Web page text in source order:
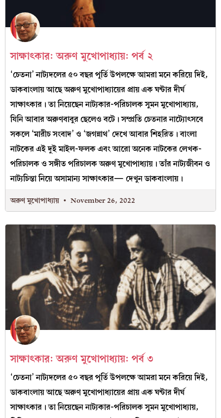
সাক্ষাৎকার: অরুণ মুখোপাধ্যায়: পর্ব ২
‘চেতনা’ নাট্যদলের ৫০ বছর পূর্তি উপলক্ষে আমরা মনে করিয়ে দিই,
ডাকবাংলায় আছে অরুণ মুখোপাধ্যায়ের প্রায় এক ঘন্টার দীর্ঘ
সাক্ষাৎকার। তা নিয়েছেন নাট্যকার-পরিচালক সুমন মুখোপাধ্যায়,
যিনি আবার অরুণবাবুর ছেলেও বটে। সম্প্রতি চেতনার নাট্যোৎসবে
সকলে ‘মারীচ সংবাদ’ ও ‘জগন্নাথ’ দেখে আবার শিহরিত। বাংলা
নাটকের এই দুই মাইল-ফলক এবং আরো অনেক নাটকের লেখক-
পরিচালক ও সঙ্গীত পরিচালক অরুণ মুখোপাধ্যায়। তাঁর নাট্যজীবন ও
নাট্যচিন্তা নিয়ে অসামান্য সাক্ষাৎকার— দেখুন ডাকবাংলায়।
অরুণ মুখোপাধ্যায় November 26, 2022
সাক্ষাৎকার: অরুণ মুখোপাধ্যায়: পর্ব ৩
‘চেতনা’ নাট্যদলের ৫০ বছর পূর্তি উপলক্ষে আমরা মনে করিয়ে দিই,
ডাকবাংলায় আছে অরুণ মুখোপাধ্যায়ের প্রায় এক ঘন্টার দীর্ঘ
সাক্ষাৎকার। তা নিয়েছেন নাট্যকার-পরিচালক সুমন মুখোপাধ্যায়,